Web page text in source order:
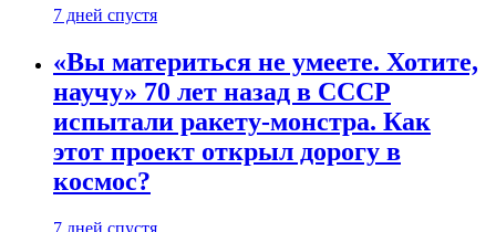
7 дней спустя
«Вы материться не умеете. Хотите,
научу» 70 лет назад в СССР
испытали ракету-монстра. Как
этот проект открыл дорогу в
космос?
7 дней спустя